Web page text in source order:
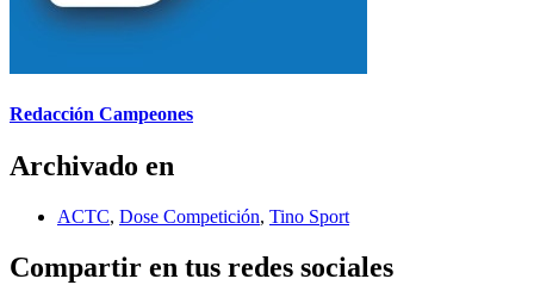
Redacción Campeones
Archivado en
ACTC, Dose Competición, Tino Sport
Compartir en tus redes sociales